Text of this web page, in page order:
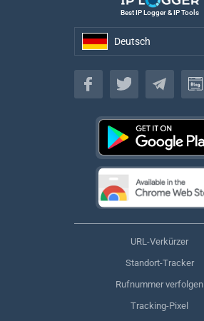
Best IP Logger & IP Tools
Deutsch
Deutsch
URL-Verkürzer
Standort-Tracker
Rufnummer verfolgen
Tracking-Pixel